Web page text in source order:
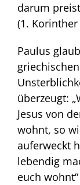
darum
(1. Korinther
Paulus
überzeugt:
Jesus von
wohnt, so
auferweckt
lebendig
euch